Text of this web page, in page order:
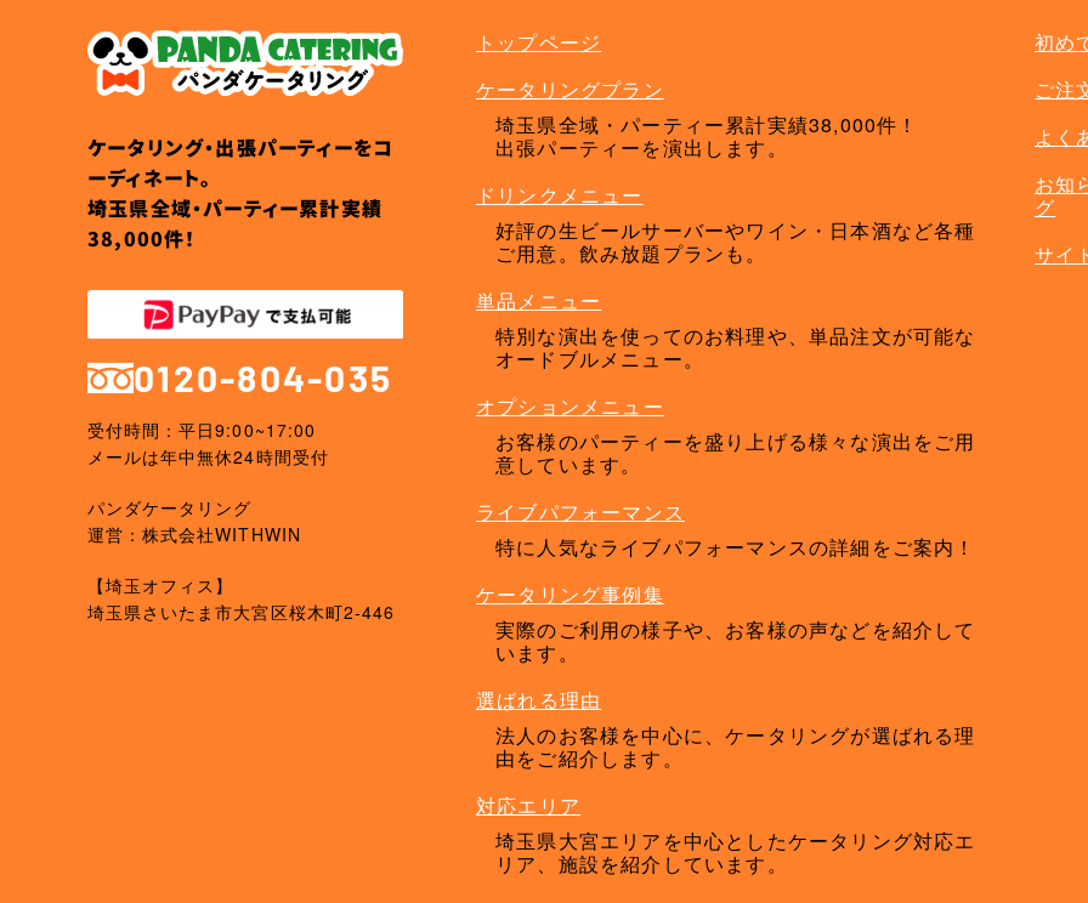
ケータリング・出張パーティーをコ
ーディネート。
埼玉県全域・パーティー累計実績
38,000件！
0120-804-035
受付時間：平日9:00~17:00
メールは年中無休24時間受付
パンダケータリング
運営：株式会社WITHWIN
【埼玉オフィス】
埼玉県さいたま市大宮区桜木町2-446
トップページ
ケータリングプラン
埼玉県全域・パーティー累計実績38,000件！
出張パーティーを演出します。
ドリンクメニュー
好評の生ビールサーバーやワイン・日本酒など各種
ご用意。飲み放題プランも。
単品メニュー
特別な演出を使ってのお料理や、単品注文が可能な
オードブルメニュー。
オプションメニュー
お客様のパーティーを盛り上げる様々な演出をご用
意しています。
ライブパフォーマンス
特に人気なライブパフォーマンスの詳細をご案内！
ケータリング事例集
実際のご利用の様子や、お客様の声などを紹介して
います。
選ばれる理由
法人のお客様を中心に、ケータリングが選ばれる理
由をご紹介します。
対応エリア
埼玉県大宮エリアを中心としたケータリング対応エ
リア、施設を紹介しています。
初め
ご注
よく
お知
グ
サイ